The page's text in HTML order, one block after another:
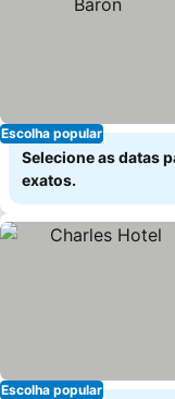
Escolha popular
Selecione as datas
exatos.
Escolha popular